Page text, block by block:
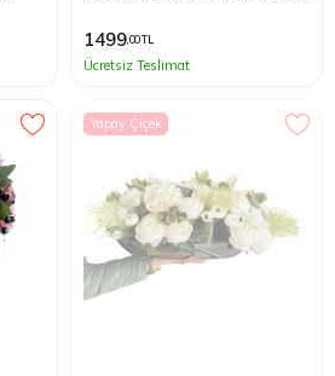
1499,00 TL
Ücretsiz Teslimat
Yapay Çiçek